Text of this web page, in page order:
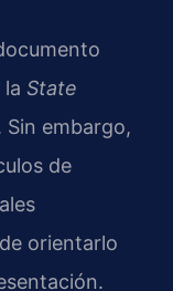
State
Sin embargo,
de
orientarlo